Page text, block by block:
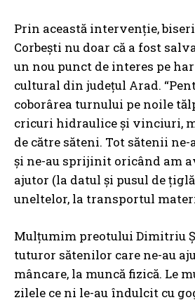
Prin această intervenție,
Corbești nu doar că a fost
un nou punct de interes pe
cultural din județul Arad.
coborârea turnului pe noile
cricuri hidraulice și vinciuri,
de către săteni. Tot sătenii
și ne-au sprijinit oricând am
ajutor (la datul și pusul de
uneltelor, la transportul
Mulțumim preotului Dimitriu
tuturor sătenilor care ne-au
mâncare, la muncă fizică. Le
zilele ce ni le-au îndulcit cu